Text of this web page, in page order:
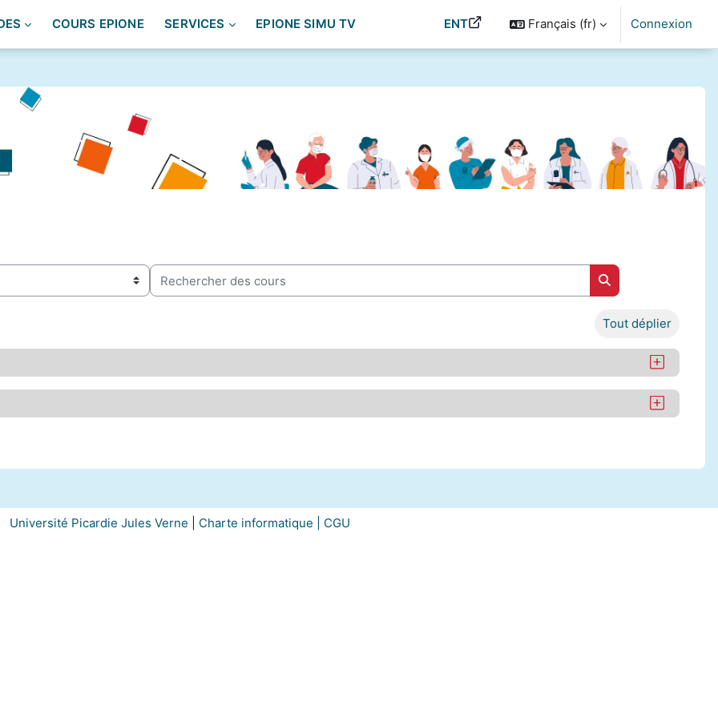
ENT
COURS EPIONE SERVICES EPIONE SIMU TV Français ‎(fr)‎ Connexion
Rechercher des cours
Rechercher des
Tout déplier
Université Picardie Jules Verne Charte informatique | CGU